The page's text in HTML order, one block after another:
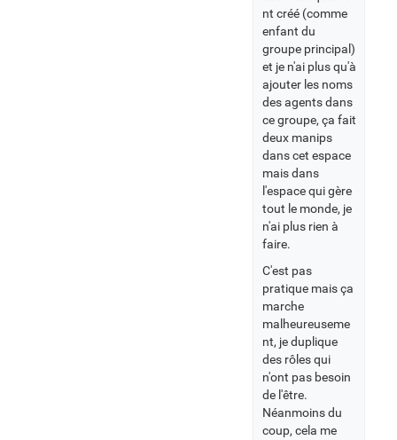
nt créé (comme
enfant du
groupe principal)
et je n'ai plus qu'à
ajouter les noms
des agents dans
ce groupe, ça fait
deux manips
dans cet espace
mais dans
l'espace qui gère
tout le monde, je
n'ai plus rien à
faire.
C'est pas
pratique mais ça
marche
malheureuseme
nt, je duplique
des rôles qui
n'ont pas besoin
de l'être.
Néanmoins du
coup, cela me